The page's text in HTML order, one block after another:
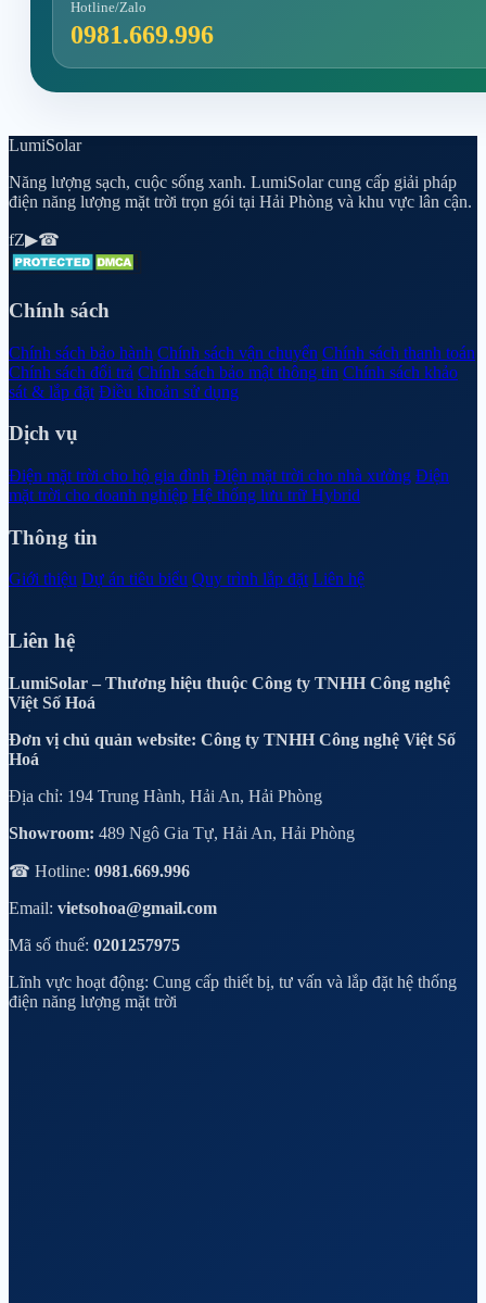
Hotline/Zalo
0981.669.996
LumiSolar
Năng lượng sạch, cuộc sống xanh. LumiSolar cung cấp giải pháp
điện năng lượng mặt trời trọn gói tại Hải Phòng và khu vực lân cận.
fZ▶☎
Chính sách
Chính sách bảo hành Chính sách vận chuyển Chính sách thanh toán
Chính sách đổi trả Chính sách bảo mật thông tin Chính sách khảo
sát & lắp đặt Điều khoản sử dụng
Dịch vụ
Điện mặt trời cho hộ gia đình Điện mặt trời cho nhà xưởng Điện
mặt trời cho doanh nghiệp Hệ thống lưu trữ Hybrid
Thông tin
Giới thiệu Dự án tiêu biểu Quy trình lắp đặt Liên hệ
Liên hệ
LumiSolar – Thương hiệu thuộc Công ty TNHH Công nghệ
Việt Số Hoá
Đơn vị chủ quản website: Công ty TNHH Công nghệ Việt Số
Hoá
Địa chỉ: 194 Trung Hành, Hải An, Hải Phòng
Showroom: 489 Ngô Gia Tự, Hải An, Hải Phòng
☎ Hotline: 0981.669.996
Email: vietsohoa@gmail.com
Mã số thuế: 0201257975
Lĩnh vực hoạt động: Cung cấp thiết bị, tư vấn và lắp đặt hệ thống
điện năng lượng mặt trời